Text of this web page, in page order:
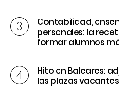
Contabilidad,
personales: la
formar alumnos
Hito en Baleares:
las plazas